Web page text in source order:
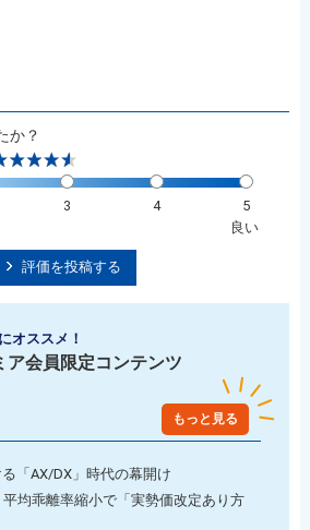
か？
3 4
5
良い
評価を投稿する
オススメ！
ア会員限定コンテンツ
もっと見る
「AX/DX」時代の幕開け
均乖離率縮小で「実勢価改定あり方